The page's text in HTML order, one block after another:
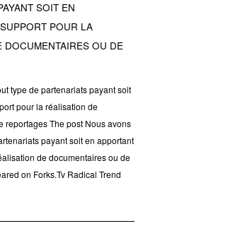
SOIT EN
POUR LA
DOCUMENTAIRES OU DE
type de partenariats payant soit
pour la réalisation de
reportages The post Nous avons
payant soit en apportant
de documentaires ou de
on Forks.Tv Radical Trend